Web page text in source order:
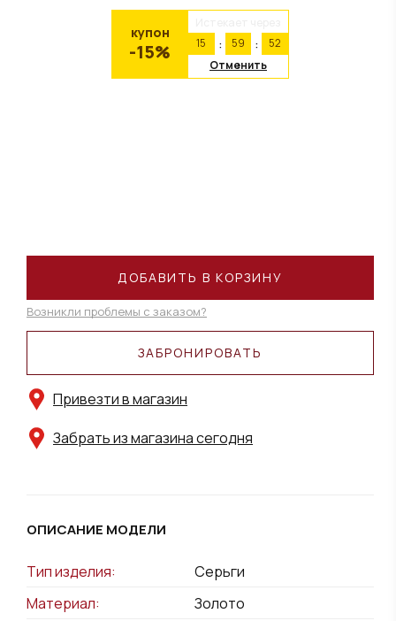
купон
-15%
15
59
52
Отменить
ЗАБРОНИРОВАТЬ
Привезти в магазин
Забрать из магазина сегодня
ДОБАВИТЬ В КОРЗИНУ
Возникли проблемы с заказом?
ОПИСАНИЕ МОДЕЛИ
Тип изделия:
Серьги
Материал:
Золото